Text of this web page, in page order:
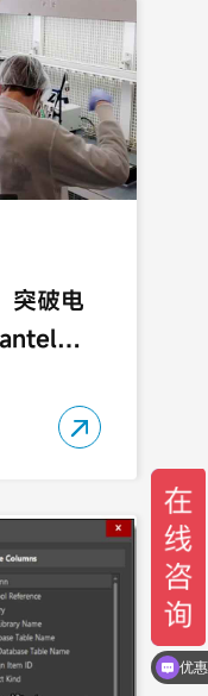
突破电

需